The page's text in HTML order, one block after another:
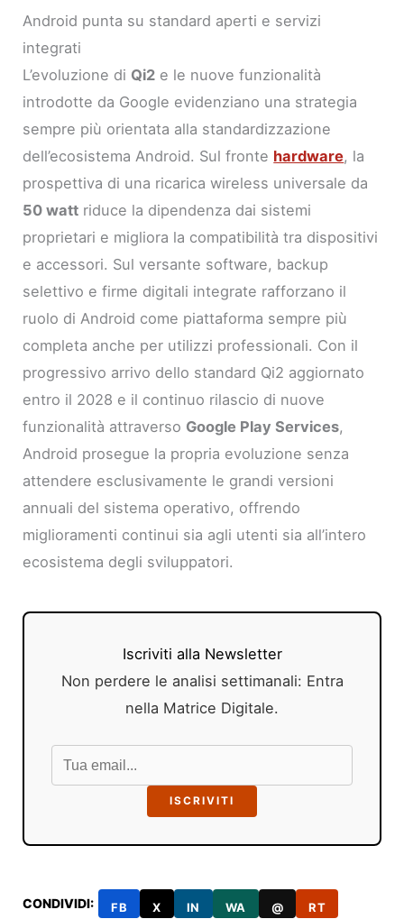
Android punta su standard aperti e servizi
integrati
L’evoluzione di Qi2 e le nuove funzionalità
introdotte da Google evidenziano una strategia
sempre più orientata alla standardizzazione
dell’ecosistema Android. Sul fronte hardware, la
prospettiva di una ricarica wireless universale da
50 watt riduce la dipendenza dai sistemi
proprietari e migliora la compatibilità tra dispositivi
e accessori. Sul versante software, backup
selettivo e firme digitali integrate rafforzano il
ruolo di Android come piattaforma sempre più
completa anche per utilizzi professionali. Con il
progressivo arrivo dello standard Qi2 aggiornato
entro il 2028 e il continuo rilascio di nuove
funzionalità attraverso Google Play Services,
Android prosegue la propria evoluzione senza
attendere esclusivamente le grandi versioni
annuali del sistema operativo, offrendo
miglioramenti continui sia agli utenti sia all’intero
ecosistema degli sviluppatori.
Iscriviti alla Newsletter
Non perdere le analisi settimanali: Entra
nella Matrice Digitale.
ISCRIVITI
CONDIVIDI: FB X IN WA @ RT